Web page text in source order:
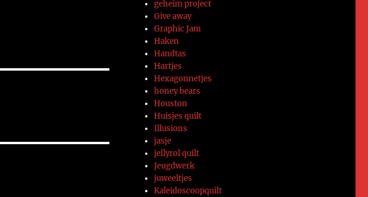
geheim project
Give away
Graphic Jam
Haken
Handtas
Hartjes
Hexagonnetjes
honey bears
Houston
Huisjes quilt
Illusions
jasje
jellyrol quilt
Jeugdwerk
juweeltjes
Kaleidoscoopquilt